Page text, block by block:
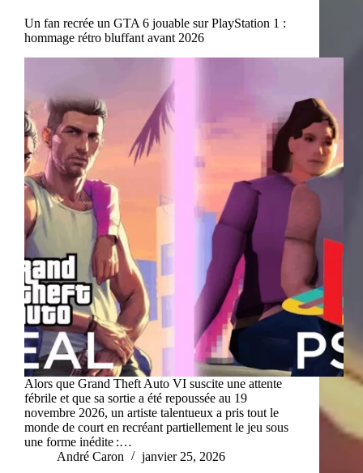
Un fan recrée un GTA 6 jouable sur PlayStation 1 :
hommage rétro bluffant avant 2026
Alors que Grand Theft Auto VI suscite une attente
fébrile et que sa sortie a été repoussée au 19
novembre 2026, un artiste talentueux a pris tout le
monde de court en recréant partiellement le jeu sous
une forme inédite :…
André Caron
janvier 25, 2026